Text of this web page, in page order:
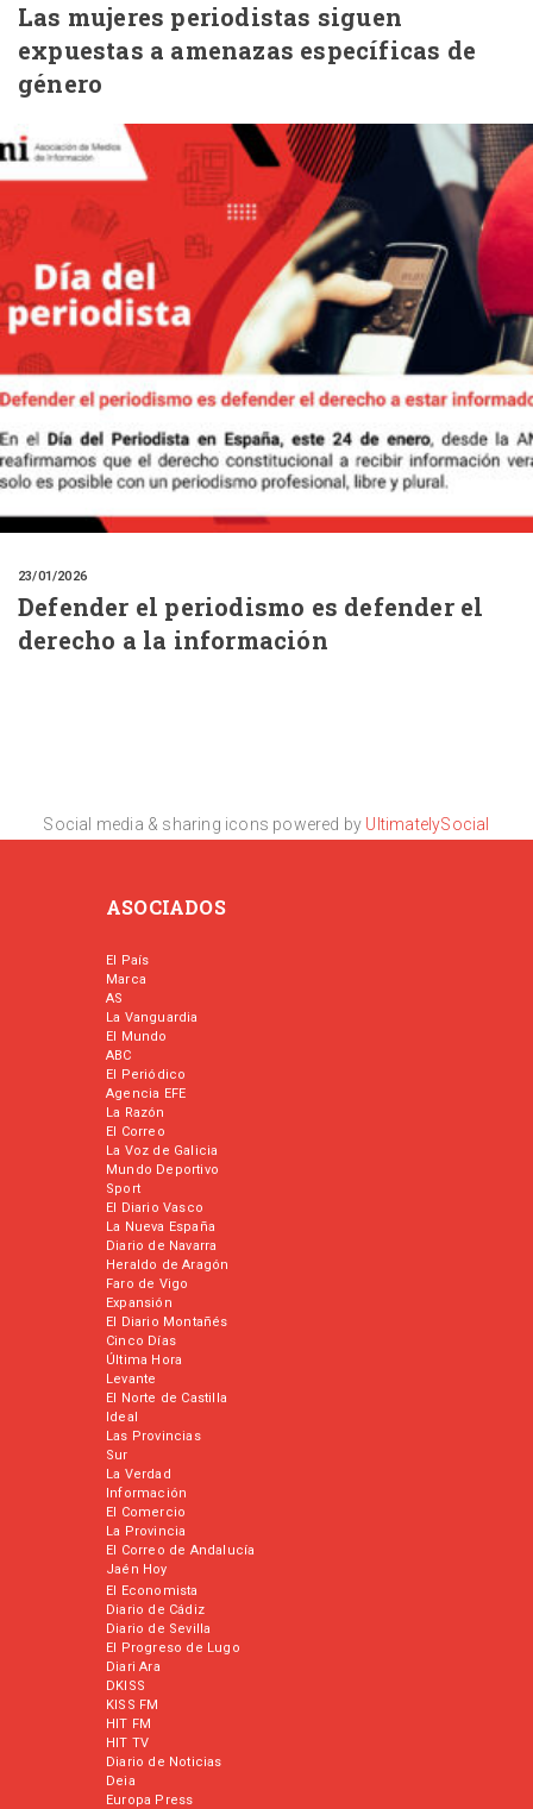
Las mujeres periodistas siguen
expuestas a amenazas específicas de
género
23/01/2026
Defender el periodismo es defender el
derecho a la información
Social media & sharing icons powered by UltimatelySocial
ASOCIADOS
El País
Marca
AS
La Vanguardia
El Mundo
ABC
El Periódico
Agencia EFE
La Razón
El Correo
La Voz de Galicia
Mundo Deportivo
Sport
El Diario Vasco
La Nueva España
Diario de Navarra
Heraldo de Aragón
Faro de Vigo
Expansión
El Diario Montañés
Cinco Días
Última Hora
Levante
El Norte de Castilla
Ideal
Las Provincias
Sur
La Verdad
Información
El Comercio
La Provincia
El Correo de Andalucía
Jaén Hoy
El Economista
Diario de Cádiz
Diario de Sevilla
El Progreso de Lugo
Diari Ara
DKISS
KISS FM
HIT FM
HIT TV
Diario de Noticias
Deia
Europa Press